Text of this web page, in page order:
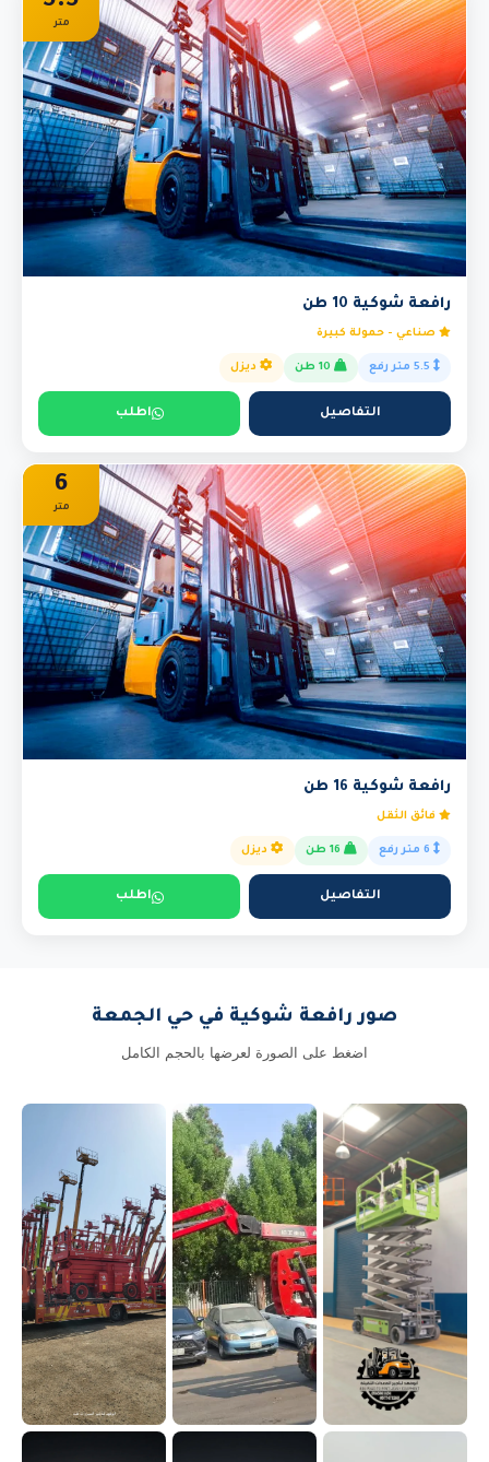
متر
رافعة شوكية 10 طن
صناعي - حمولة كبيرة
ديزل
التفاصيل اطلب
6
متر
رافعة شوكية 16 طن
فائق الثقل
ديزل
التفاصيل اطلب
صور رافعة شوكية في حي الجمعة
اضغط على الصورة لعرضها بالحجم الكامل